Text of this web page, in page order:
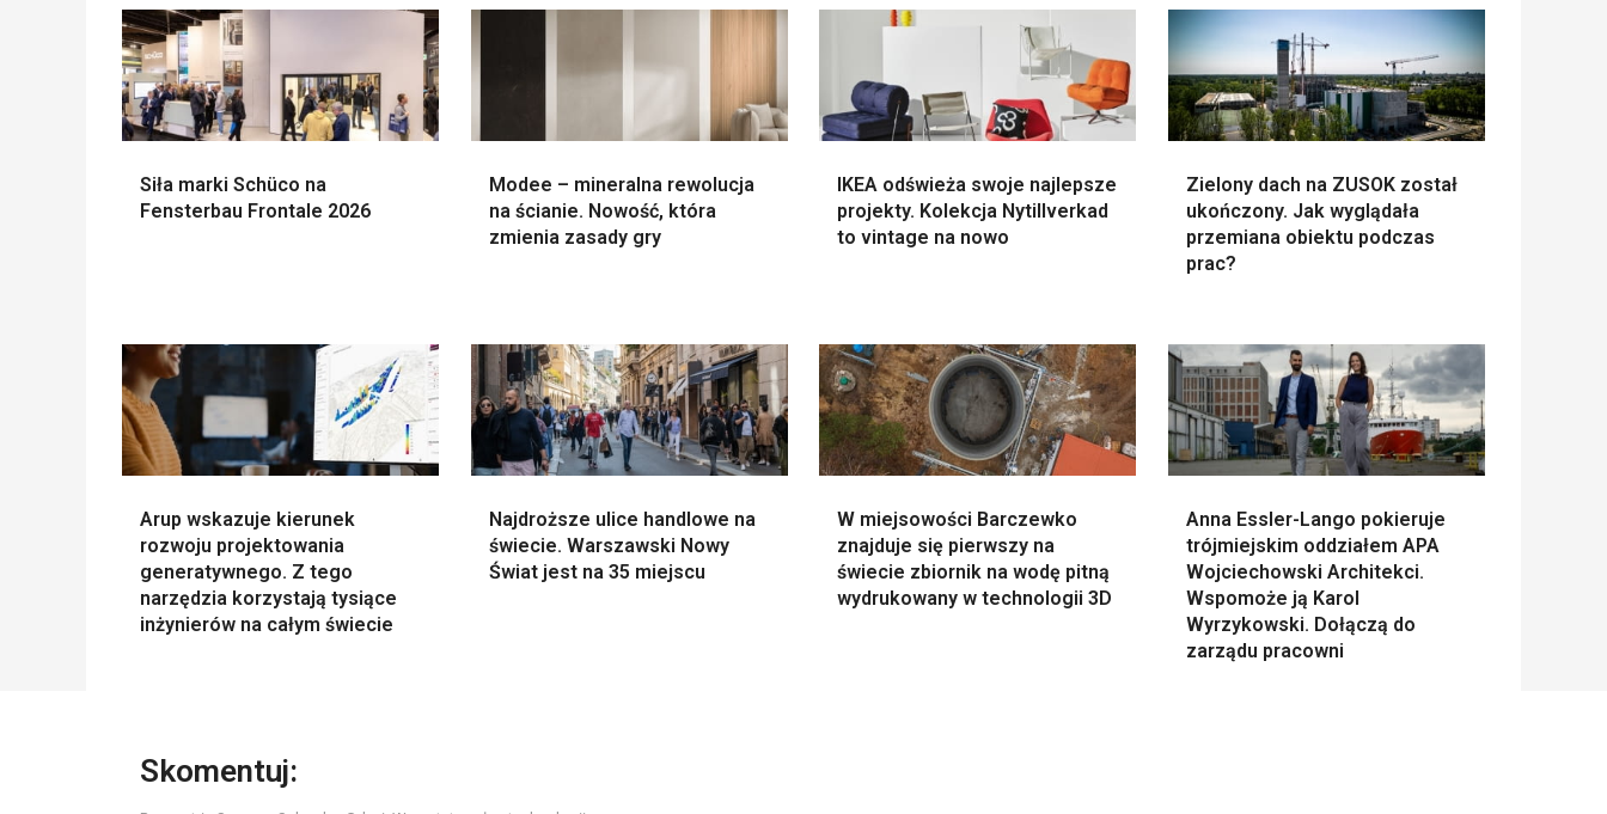
Siła marki Schüco na
Fensterbau Frontale 2026
Modee – mineralna rewolucja
na ścianie. Nowość, która
zmienia zasady gry
IKEA odświeża swoje najlepsze
projekty. Kolekcja Nytillverkad
to vintage na nowo
Zielony dach na ZUSOK został
ukończony. Jak wyglądała
przemiana obiektu podczas
prac?
Arup wskazuje kierunek
rozwoju projektowania
generatywnego. Z tego
narzędzia korzystają tysiące
inżynierów na całym świecie
Najdroższe ulice handlowe na
świecie. Warszawski Nowy
Świat jest na 35 miejscu
W miejsowości Barczewko
znajduje się pierwszy na
świecie zbiornik na wodę pitną
wydrukowany w technologii 3D
Anna Essler-Lango pokieruje
trójmiejskim oddziałem APA
Wojciechowski Architekci.
Wspomoże ją Karol
Wyrzykowski. Dołączą do
zarządu pracowni
Skomentuj: